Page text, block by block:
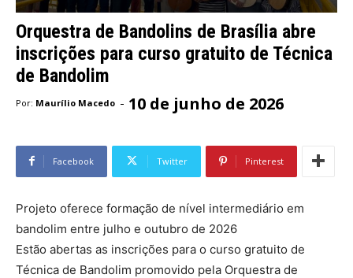
Orquestra de Bandolins de Brasília abre
inscrições para curso gratuito de Técnica
de Bandolim
Por: Maurílio Macedo - 10 de junho de 2026
Facebook Twitter Pinterest
Projeto oferece formação de nível intermediário em
bandolim entre julho e outubro de 2026
Estão abertas as inscrições para o curso gratuito de
Técnica de Bandolim promovido pela Orquestra de